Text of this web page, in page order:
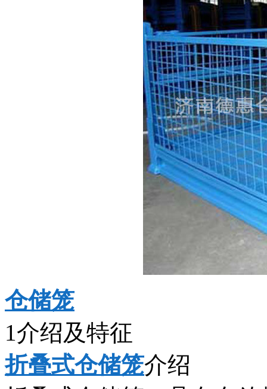
仓储笼
1介绍及特征
折叠式仓储笼介绍